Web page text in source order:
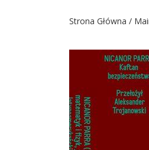
NawigacjaStrona Główna /